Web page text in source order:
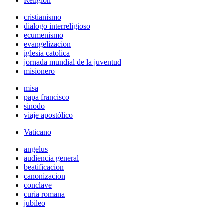
cristianismo
dialogo interreligioso
ecumenismo
evangelizacion
iglesia catolica
jornada mundial de la juventud
misionero
misa
papa francisco
sinodo
viaje apostólico
Vaticano
angelus
audiencia general
beatificacion
canonizacion
conclave
curia romana
jubileo